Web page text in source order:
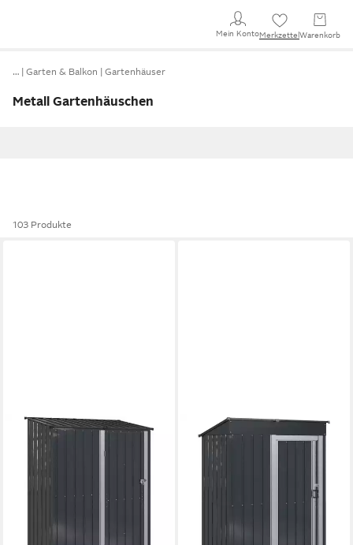
Mein KontoMerkzettel Warenkorb
… Garten & Balkon Gartenhäuser
Metall Gartenhäuschen
103 Produkte